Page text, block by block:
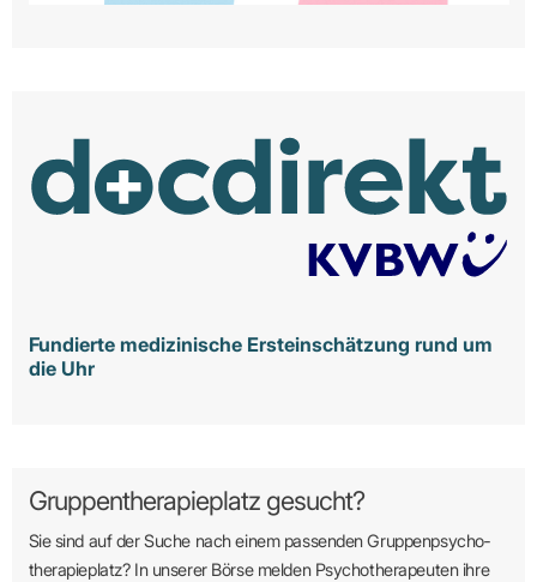
Fundierte medizinische Ersteinschätzung rund um
die Uhr
Gruppentherapieplatz gesucht?
Sie sind auf der Suche nach einem passenden Gruppen­psycho­
therapie­platz? In unserer Börse melden Psycho­­thera­­peuten ihre